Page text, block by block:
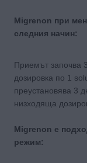
Migrenon при
следния начин:
Приемът започва
дозировка по 1
преустановява 3
низходяща
Migrenon е
режим: